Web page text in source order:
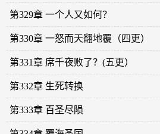
第329章 一个人又如何？
第330章 一怒而天翻地覆（四更）
第331章 席千夜败了？(五更）
第332章 生死转换
第333章 百圣尽陨